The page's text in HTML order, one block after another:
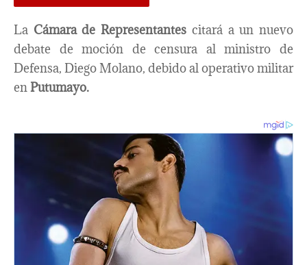
La Cámara de Representantes citará a un nuevo
debate de moción de censura al ministro de
Defensa, Diego Molano, debido al operativo militar
en Putumayo.